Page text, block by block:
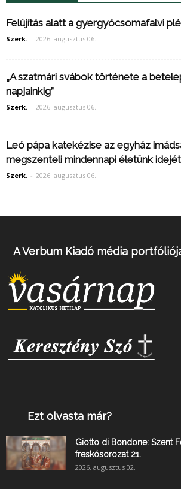
Felújítás alatt a gyergyócsomafalvi
Szerk. - 2026. augusztus 06.
„A szatmári svábok története a
napjainkig”
Szerk. - 2026. augusztus 06.
Leó pápa katekézise az egyház
megszenteli mindennapi életünk idejét
Szerk. - 2026. augusztus 06.
A Verbum Kiadó média
Ezt olvasta már?
Giotto di Bondone: Szent
freskósorozat 21.
2026. augusztus 02.